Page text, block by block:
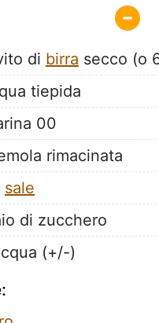
di birra secco (o
tiepida
00
rimacinata
sale
di zucchero
(+/-)